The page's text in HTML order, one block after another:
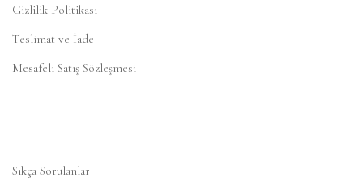
Gizlilik Politikası
Teslimat ve İade
Mesafeli Satış Sözleşmesi
Sıkça Sorulanlar